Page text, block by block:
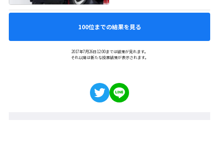
100位までの結果を見る
2017年7月26日12:00までは結果が見れます。
それ以降は新たな投票結果が表示されます。